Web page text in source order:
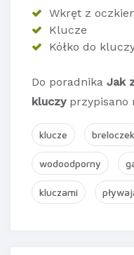
Wkręt z
Klucze
Kółko do
Do poradnika Jak
kluczyprzypisano
klucze breloczek
wodoodporny
kluczami